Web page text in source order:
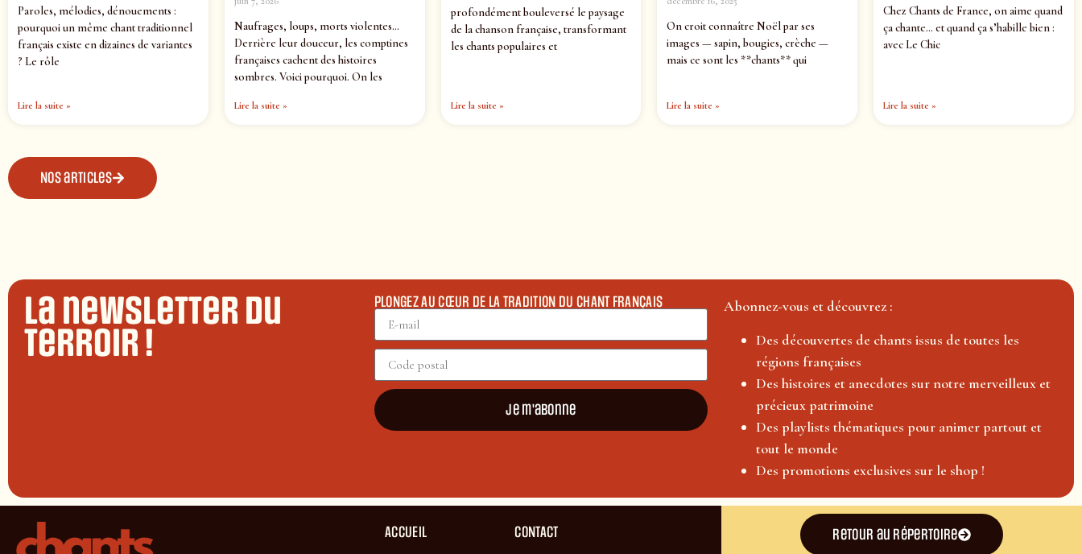
Paroles, mélodies, dénouements :
pourquoi un même chant traditionnel
français existe en dizaines de variantes
? Le rôle
Lire la suite »
Naufrages, loups, morts violentes…
Derrière leur douceur, les comptines
françaises cachent des histoires
sombres. Voici pourquoi. On les
Lire la suite »
profondément bouleversé le paysage
de la chanson française, transformant
les chants populaires et
Lire la suite »
On croit connaître Noël par ses
images — sapin, bougies, crèche —
mais ce sont les **chants** qui
Lire la suite »
Chez Chants de France, on aime quand
ça chante… et quand ça s’habille bien :
avec Le Chic
Lire la suite »
Nos articles
La newsletter du
terroir !
PLONGEZ AU CŒUR DE LA TRADITION DU CHANT FRANÇAIS
Je m'abonne
Abonnez-vous et découvrez :
Des découvertes de chants issus de toutes les
régions françaises
Des histoires et anecdotes sur notre merveilleux et
précieux patrimoine
Des playlists thématiques pour animer partout et
tout le monde
Des promotions exclusives sur le shop !
ACCUEIL CONTACT Retour au répertoire